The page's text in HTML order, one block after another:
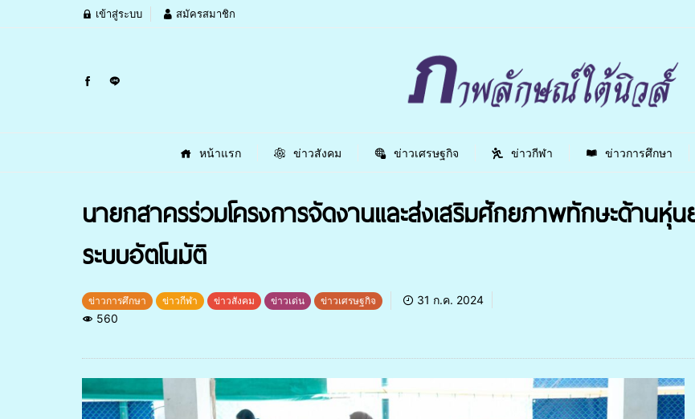
เข้าสู่ระบบ สมัครสมาชิก
หน้าแรก ข่าวสังคม ข่าวเศรษฐกิจ ข่าวกีฬา ข่าวการศึกษา
นายกสาครร่วมโครงการจัดงานและส่งเสริมศักยภาพทักษะด้านหุ่
ระบบอัตโนมัติ
ข่าวการศึกษา ข่าวกีฬา ข่าวสังคม ข่าวเด่น ข่าวเศรษฐกิจ
31 ก.ค. 2024
560